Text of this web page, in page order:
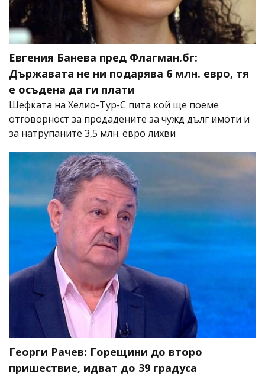
Евгения Банева пред Флагман.бг:
Държавата не ни подарява 6 млн. евро, тя
е осъдена да ги плати
Шефката на Хелио-Тур-С пита кой ще поеме
отговорност за продадените за чужд дълг имоти и
за натрупаните 3,5 млн. евро лихви
Георги Рачев: Горещини до второ
пришествие, идват до 39 градуса